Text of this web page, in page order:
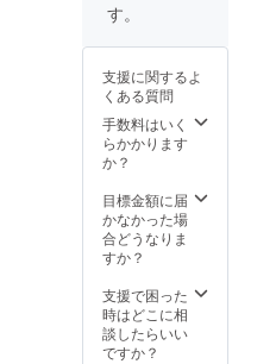
交通費
身で負
担して
いただ
きます
す。
支援に関するよ
くある質問
手数料はいく
らかかります
か？
目標金額に届
かなかった場
合どうなりま
すか？
支援で困った
時はどこに相
談したらいい
ですか？